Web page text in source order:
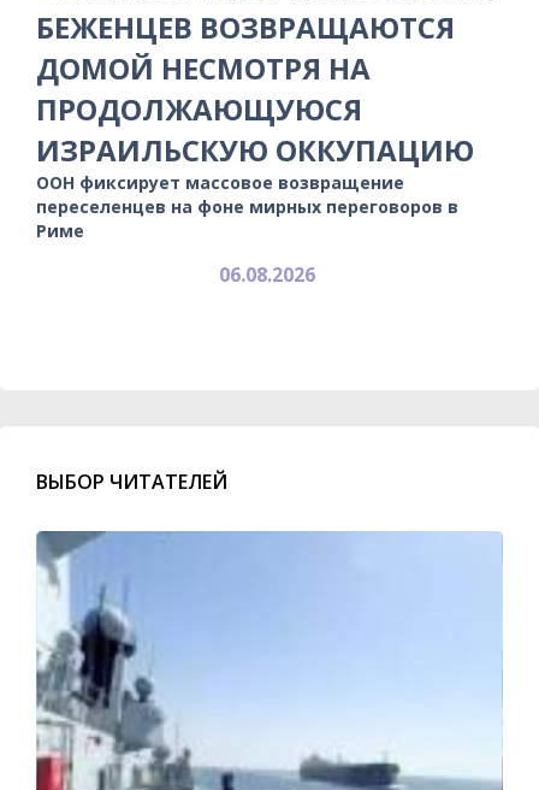
БЕЖЕНЦЕВ ВОЗВРАЩАЮТСЯ
ДОМОЙ НЕСМОТРЯ НА
ПРОДОЛЖАЮЩУЮСЯ
ИЗРАИЛЬСКУЮ ОККУПАЦИЮ
ООН фиксирует массовое возвращение
переселенцев на фоне мирных переговоров в
Риме
06.08.2026
ВЫБОР ЧИТАТЕЛЕЙ